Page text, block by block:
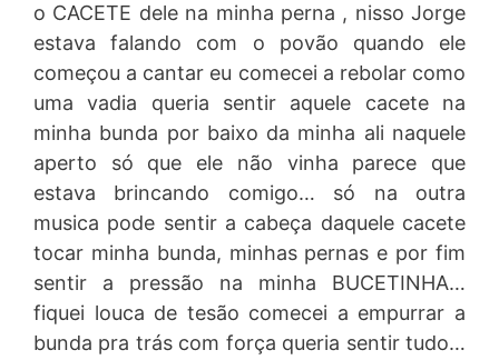
o CACETE dele na minha perna , nisso Jorge
estava falando com o povão quando ele
começou a cantar eu comecei a rebolar como
uma vadia queria sentir aquele cacete na
minha bunda por baixo da minha ali naquele
aperto só que ele não vinha parece que
estava brincando comigo… só na outra
musica pode sentir a cabeça daquele cacete
tocar minha bunda, minhas pernas e por fim
sentir a pressão na minha BUCETINHA…
fiquei louca de tesão comecei a empurrar a
bunda pra trás com força queria sentir tudo…